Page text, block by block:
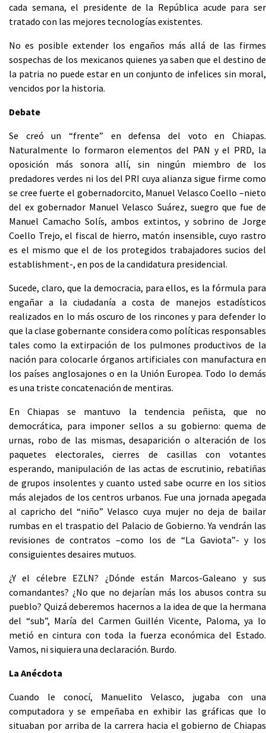
cada semana, el presidente de la República acude para ser
tratado con las mejores tecnologías existentes.
No es posible extender los engaños más allá de las firmes
sospechas de los mexicanos quienes ya saben que el destino de
la patria no puede estar en un conjunto de infelices sin moral,
vencidos por la historia.
Debate
Se creó un “frente” en defensa del voto en Chiapas.
Naturalmente lo formaron elementos del PAN y el PRD, la
oposición más sonora allí, sin ningún miembro de los
predadores verdes ni los del PRI cuya alianza sigue firme como
se cree fuerte el gobernadorcito, Manuel Velasco Coello –nieto
del ex gobernador Manuel Velasco Suárez, suegro que fue de
Manuel Camacho Solís, ambos extintos, y sobrino de Jorge
Coello Trejo, el fiscal de hierro, matón insensible, cuyo rastro
es el mismo que el de los protegidos trabajadores sucios del
establishment-, en pos de la candidatura presidencial.
Sucede, claro, que la democracia, para ellos, es la fórmula para
engañar a la ciudadanía a costa de manejos estadísticos
realizados en lo más oscuro de los rincones y para defender lo
que la clase gobernante considera como políticas responsables
tales como la extirpación de los pulmones productivos de la
nación para colocarle órganos artificiales con manufactura en
los países anglosajones o en la Unión Europea. Todo lo demás
es una triste concatenación de mentiras.
En Chiapas se mantuvo la tendencia peñista, que no
democrática, para imponer sellos a su gobierno: quema de
urnas, robo de las mismas, desaparición o alteración de los
paquetes electorales, cierres de casillas con votantes
esperando, manipulación de las actas de escrutinio, rebatiñas
de grupos insolentes y cuanto usted sabe ocurre en los sitios
más alejados de los centros urbanos. Fue una jornada apegada
al capricho del “niño” Velasco cuya mujer no deja de bailar
rumbas en el traspatio del Palacio de Gobierno. Ya vendrán las
revisiones de contratos –como los de “La Gaviota”- y los
consiguientes desaires mutuos.
¿Y el célebre EZLN? ¿Dónde están Marcos-Galeano y sus
comandantes? ¿No que no dejarían más los abusos contra su
pueblo? Quizá deberemos hacernos a la idea de que la hermana
del “sub”, María del Carmen Guillén Vicente, Paloma, ya lo
metió en cintura con toda la fuerza económica del Estado.
Vamos, ni siquiera una declaración. Burdo.
La Anécdota
Cuando le conocí, Manuelito Velasco, jugaba con una
computadora y se empeñaba en exhibir las gráficas que lo
situaban por arriba de la carrera hacia el gobierno de Chiapas